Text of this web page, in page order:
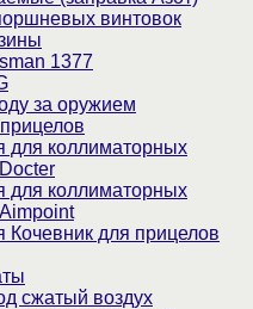
винтовок
1377
за оружием
для коллиматорных
для коллиматорных
Кочевник для прицелов
сжатый воздух